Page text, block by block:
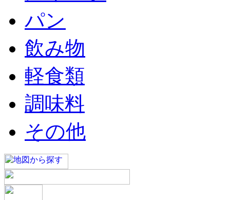
パン
飲み物
軽食類
調味料
その他